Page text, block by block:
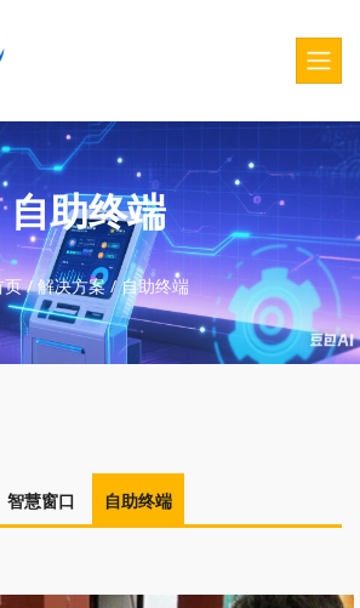
自助终端
页/解决方案/自助终端
智慧窗口 自助终端